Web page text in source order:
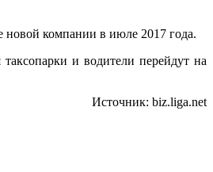
новой компании в июле 2017 года.
и водители перейдут на
Источник: biz.liga.net